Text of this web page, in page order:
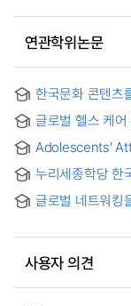
연관학위논문
한국문화 콘텐츠
학습자를 대상
Korean Culture
Focusing on
글로벌 헬스 케
업무 위주로
Adolescents’
through the
Implications for
Korea = 도덕기
대한 태도 연구 :
누리세종학당 한
중심으로
글로벌 네트워
networking
사용자 의견